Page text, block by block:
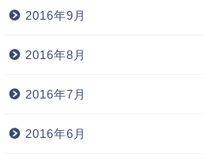
2016年9月
2016年8月
2016年7月
2016年6月